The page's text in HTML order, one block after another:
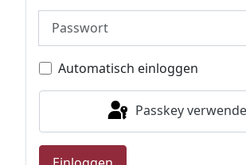
Passwort
Automatisch einloggen
Passkey